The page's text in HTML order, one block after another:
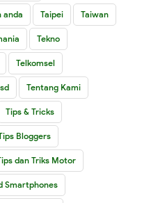
anda Taipei Taiwan
Tekno
Telkomsel
Tentang Kami
Tips & Tricks
Bloggers
dan Triks Motor
Smartphones